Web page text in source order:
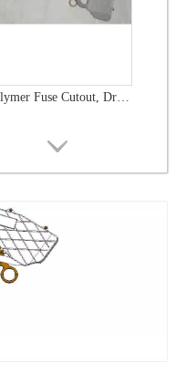
Polymer Fuse Cutout, Drop out Fuses 12 Kv 200A